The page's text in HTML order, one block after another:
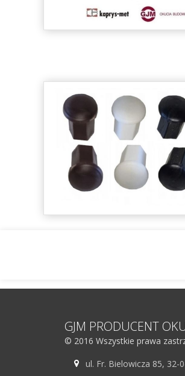
GJM PRODUCENT
© 2016 Wszystkie prawa
ul. Fr. Bielowicza 85, 32-